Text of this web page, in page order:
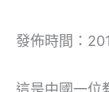
發佈時間：